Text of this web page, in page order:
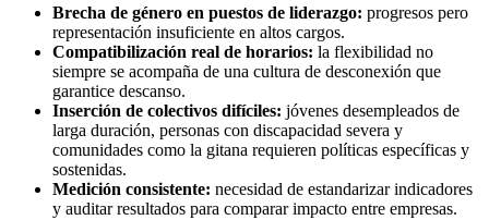
Brecha de género en puestos de liderazgo: progresos pero
representación insuficiente en altos cargos.
Compatibilización real de horarios: la flexibilidad no
siempre se acompaña de una cultura de desconexión que
garantice descanso.
Inserción de colectivos difíciles: jóvenes desempleados de
larga duración, personas con discapacidad severa y
comunidades como la gitana requieren políticas específicas y
sostenidas.
Medición consistente: necesidad de estandarizar indicadores
y auditar resultados para comparar impacto entre empresas.